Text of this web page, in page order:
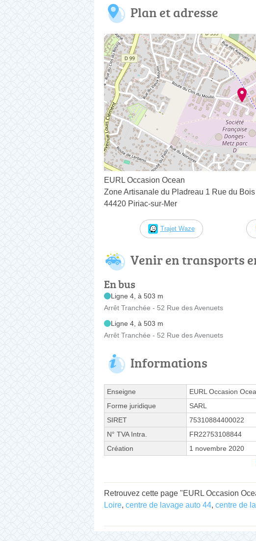
Plan et adresse
EURL Occasion Ocean
Zone Artisanale du Pladreau 1 Rue du
44420 Piriac-sur-Mer
Trajet Waze
Venir en transports
En bus
Ligne 4, à 503 m
Arrêt Tranchée - 52 Rue des Avenuets
Ligne 4, à 503 m
Arrêt Tranchée - 52 Rue des Avenuets
Informations
Enseigne
EURL Occasion
Forme juridique
SARL
SIRET
75310884400022
N° TVA Intra.
FR22753108844
Création
1 novembre 2020
Retrouvez cette page "EURL Occasion
Loire, centre de lavage auto 44, centre de